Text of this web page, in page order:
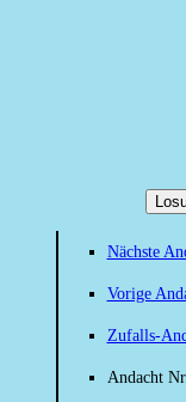
Nächste
Vorige
Zufalls-
Andacht